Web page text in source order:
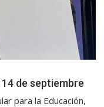
de septiembre
para la Educación,